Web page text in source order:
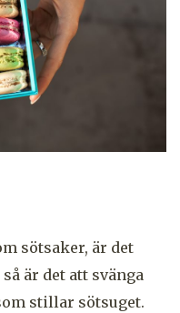
sötsaker, är det
är det att svänga
stillar sötsuget.